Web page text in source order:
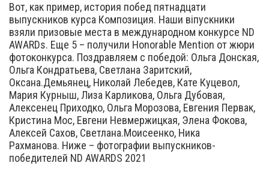
Вот, как пример, история побед пятнадцати
выпускников курса Композиция. Наши віпускники
взяли призовые места в международном конкурсе ND
AWARDs. Еще 5 – получили Honorable Mention от жюри
фотоконкурса. Поздравляем с победой: Ольга Донская,
Ольга Кондратьева, Светлана Заритский,
Оксана.Демьянец, Николай Лебедев, Кате Куцевол,
Мария Курныш, Лиза Карликова, Ольга Дубовая,
Алексенец Приходко, Ольга Морозова, Евгения Первак,
Кристина Мос, Евгени Невмержицкая, Элена Фокова,
Алексей Сахов, Светлана.Моисеенко, Ника
Рахманова. Ниже – фотографии выпускников-
победителей ND AWARDS 2021